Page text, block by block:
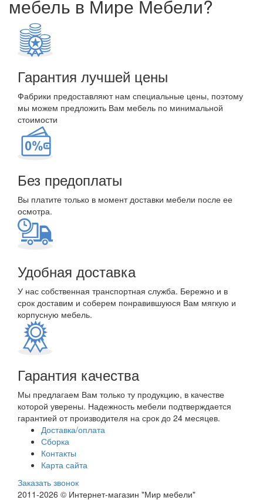
мебель в Мире Мебели?
Гарантия лучшей цены
Фабрики предоставляют нам специальные цены, поэтому
мы можем предложить Вам мебель по минимальной
стоимости
Без предоплаты
Вы платите только в момент доставки мебели после ее
осмотра.
Удобная доставка
У нас собственная транспортная служба. Бережно и в
срок доставим и соберем понравившуюся Вам мягкую и
корпусную мебель.
Гарантия качества
Мы предлагаем Вам только ту продукцию, в качестве
которой уверены. Надежность мебели подтверждается
гарантией от производителя на срок до 24 месяцев.
Доставка/оплата
Сборка
Контакты
Карта сайта
Заказать звонок
2011-2026 © Интернет-магазин "Мир мебели"